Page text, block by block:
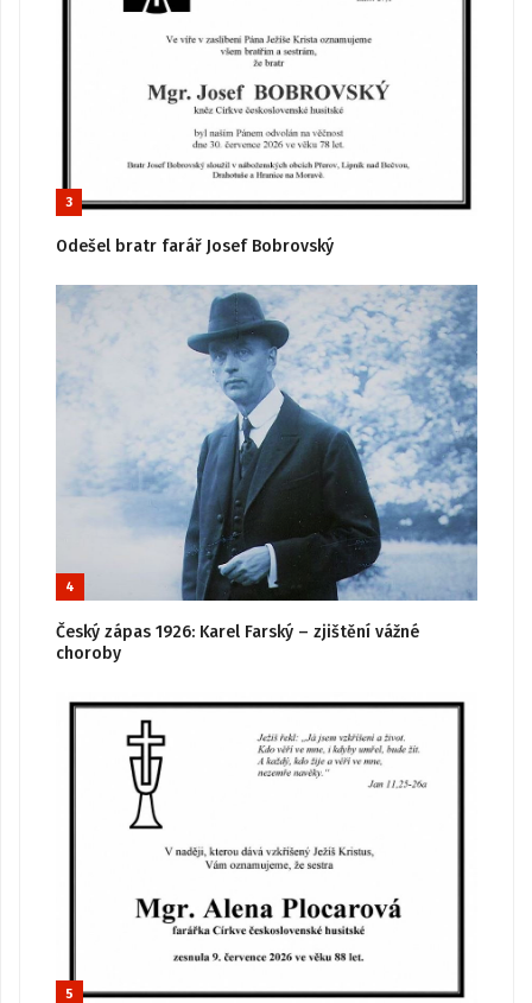
3
Odešel bratr farář Josef Bobrovský
4
Český zápas 1926: Karel Farský – zjištění vážné
choroby
5